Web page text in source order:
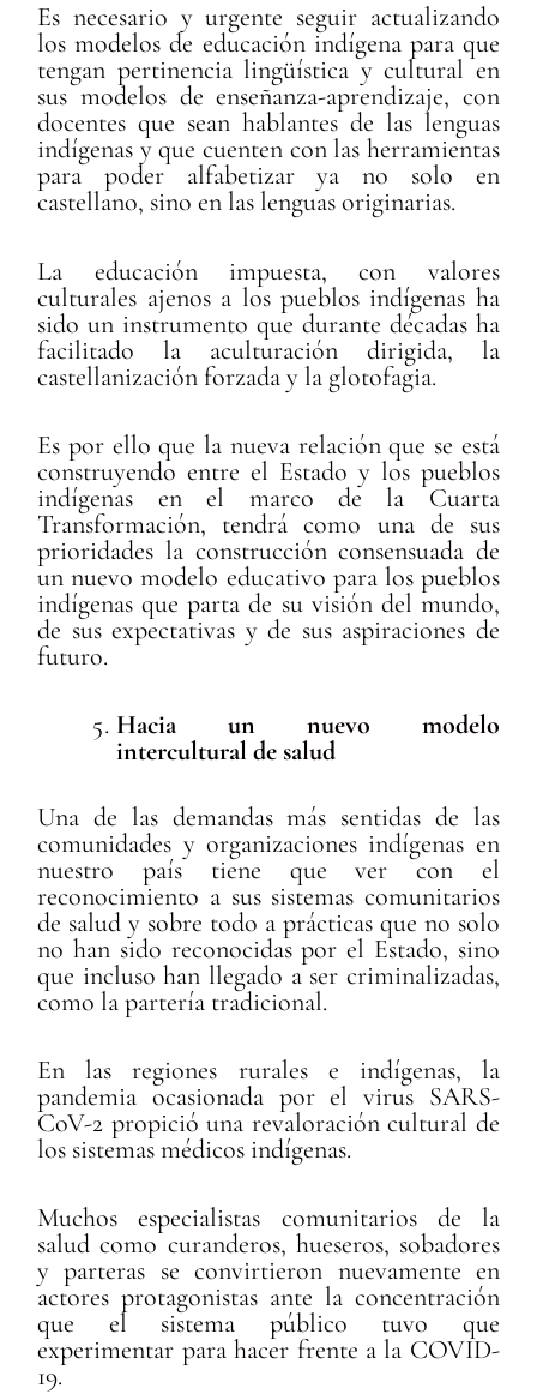
Es necesario y urgente seguir actualizando
los modelos de educación indígena para que
tengan pertinencia lingüística y cultural en
sus modelos de enseñanza-aprendizaje, con
docentes que sean hablantes de las lenguas
indígenas y que cuenten con las herramientas
para poder alfabetizar ya no solo en
castellano, sino en las lenguas originarias.
La educación impuesta, con valores
culturales ajenos a los pueblos indígenas ha
sido un instrumento que durante décadas ha
facilitado la aculturación dirigida, la
castellanización forzada y la glotofagia.
Es por ello que la nueva relación que se está
construyendo entre el Estado y los pueblos
indígenas en el marco de la Cuarta
Transformación, tendrá como una de sus
prioridades la construcción consensuada de
un nuevo modelo educativo para los pueblos
indígenas que parta de su visión del mundo,
de sus expectativas y de sus aspiraciones de
futuro.
Hacia un nuevo modelo
intercultural de salud
Una de las demandas más sentidas de las
comunidades y organizaciones indígenas en
nuestro país tiene que ver con el
reconocimiento a sus sistemas comunitarios
de salud y sobre todo a prácticas que no solo
no han sido reconocidas por el Estado, sino
que incluso han llegado a ser criminalizadas,
como la partería tradicional.
En las regiones rurales e indígenas, la
pandemia ocasionada por el virus SARS-
CoV-2 propició una revaloración cultural de
los sistemas médicos indígenas.
Muchos especialistas comunitarios de la
salud como curanderos, hueseros, sobadores
y parteras se convirtieron nuevamente en
actores protagonistas ante la concentración
que el sistema público tuvo que
experimentar para hacer frente a la COVID-
19.